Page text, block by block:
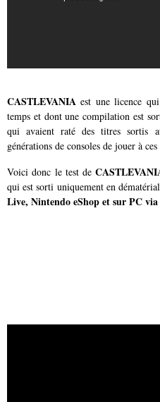
CASTLEVANIAest une licence
temps et dont une compilation est
qui avaient raté des titres sortis
générations de consoles de jouer à
Voici donc le test de
qui est sorti uniquement en
Live, Nintendo eShop et sur PC via